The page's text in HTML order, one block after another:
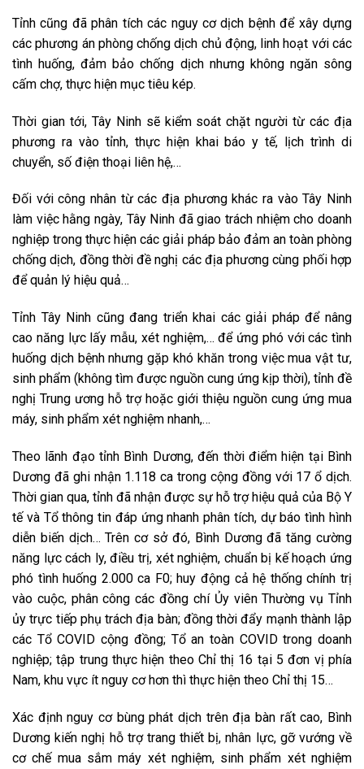
Tỉnh cũng đã phân tích các nguy cơ dịch bệnh để xây dựng
các phương án phòng chống dịch chủ động, linh hoạt với các
tình huống, đảm bảo chống dịch nhưng không ngăn sông
cấm chợ, thực hiện mục tiêu kép.
Thời gian tới, Tây Ninh sẽ kiểm soát chặt người từ các địa
phương ra vào tỉnh, thực hiện khai báo y tế, lịch trình di
chuyển, số điện thoại liên hệ,…
Đối với công nhân từ các địa phương khác ra vào Tây Ninh
làm việc hằng ngày, Tây Ninh đã giao trách nhiệm cho doanh
nghiệp trong thực hiện các giải pháp bảo đảm an toàn phòng
chống dịch, đồng thời đề nghị các địa phương cùng phối hợp
để quản lý hiệu quả…
Tỉnh Tây Ninh cũng đang triển khai các giải pháp để nâng
cao năng lực lấy mẫu, xét nghiệm,… để ứng phó với các tình
huống dịch bệnh nhưng gặp khó khăn trong việc mua vật tư,
sinh phẩm (không tìm được nguồn cung ứng kịp thời), tỉnh đề
nghị Trung ương hỗ trợ hoặc giới thiệu nguồn cung ứng mua
máy, sinh phẩm xét nghiệm nhanh,…
Theo lãnh đạo tỉnh Bình Dương, đến thời điểm hiện tại Bình
Dương đã ghi nhận 1.118 ca trong cộng đồng với 17 ổ dịch.
Thời gian qua, tỉnh đã nhận được sự hỗ trợ hiệu quả của Bộ Y
tế và Tổ thông tin đáp ứng nhanh phân tích, dự báo tình hình
diễn biến dịch… Trên cơ sở đó, Bình Dương đã tăng cường
năng lực cách ly, điều trị, xét nghiệm, chuẩn bị kế hoạch ứng
phó tình huống 2.000 ca F0; huy động cả hệ thống chính trị
vào cuộc, phân công các đồng chí Ủy viên Thường vụ Tỉnh
ủy trực tiếp phụ trách địa bàn; đồng thời đẩy mạnh thành lập
các Tổ COVID cộng đồng; Tổ an toàn COVID trong doanh
nghiệp; tập trung thực hiện theo Chỉ thị 16 tại 5 đơn vị phía
Nam, khu vực ít nguy cơ hơn thì thực hiện theo Chỉ thị 15…
Xác định nguy cơ bùng phát dịch trên địa bàn rất cao, Bình
Dương kiến nghị hỗ trợ trang thiết bị, nhân lực, gỡ vướng về
cơ chế mua sắm máy xét nghiệm, sinh phẩm xét nghiệm